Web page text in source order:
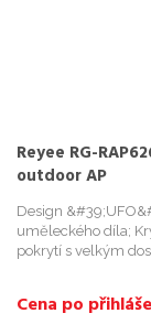
Reyee RG-
outdoor AP
Design
uměleckého díla;
pokrytí s velkým
Cena po